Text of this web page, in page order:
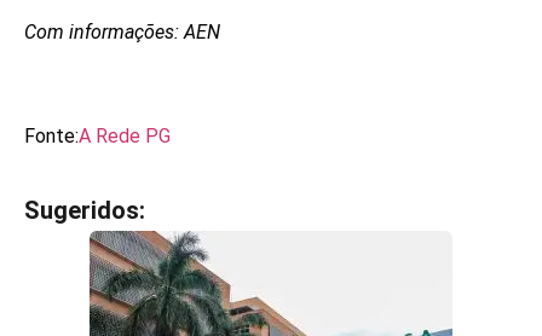
Com informações: AEN
Fonte:A Rede PG
Sugeridos: